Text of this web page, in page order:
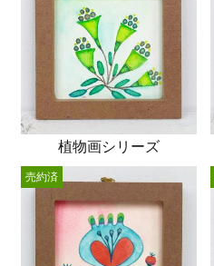
植物画シリーズ
売約済